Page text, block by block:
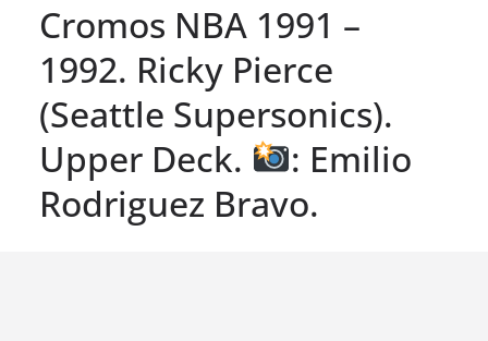
Cromos NBA 1991 –
1992. Ricky Pierce
(Seattle Supersonics).
Upper Deck.
: Emilio
Rodriguez Bravo.